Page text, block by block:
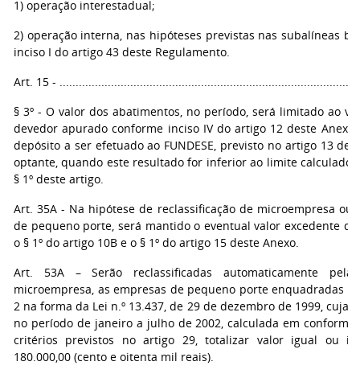
1) operação interestadual;
2) operação interna, nas hipóteses previstas nas subalíneas
inciso I do artigo 43 deste Regulamento.
Art. 15 -
§ 3º - O valor dos abatimentos, no período, será limitado ao
devedor apurado conforme inciso IV do artigo 12 deste
depósito a ser efetuado ao FUNDESE, previsto no artigo 13
optante, quando este resultado for inferior ao limite calculado
§ 1º deste artigo.
Art. 35A - Na hipótese de reclassificação de microempresa ou
de pequeno porte, será mantido o eventual valor excedente
o § 1º do artigo 10B e o § 1º do artigo 15 deste Anexo.
Art. 53A – Serão reclassificadas automaticamente pela
microempresa, as empresas de pequeno porte enquadradas
2 na forma da Lei n.º 13.437, de 29 de dezembro de 1999, cuja
no período de janeiro a julho de 2002, calculada em
critérios previstos no artigo 29, totalizar valor igual ou
180.000,00 (cento e oitenta mil reais).